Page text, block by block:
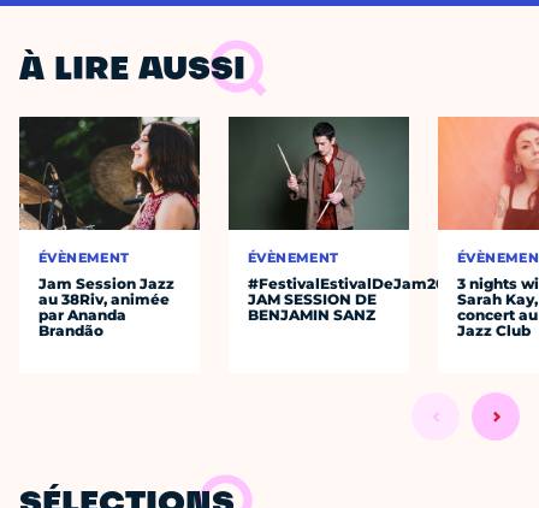
À LIRE AUSSI
ÉVÈNEMENT
Jam Session Jazz
au 38Riv, animée
par Ananda
Brandão
ÉVÈNEMENT
#FestivalEstivalDeJam2026
JAM SESSION DE
BENJAMIN SANZ
3 nights
Sarah
concert
Jazz Club